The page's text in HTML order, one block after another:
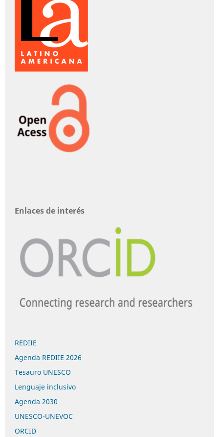
Enlaces de interés
REDIIE
Agenda REDIIE 2026
Tesauro UNESCO
Lenguaje inclusivo
Agenda 2030
UNESCO-UNEVOC
ORCID